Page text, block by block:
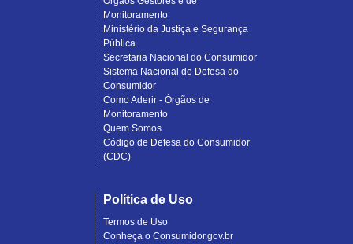
Monitoramento
Ministério da Justiça e Segurança
Pública
Secretaria Nacional do Consumidor
Sistema Nacional de Defesa do
Consumidor
Como Aderir - Órgãos de
Monitoramento
Quem Somos
Código de Defesa do Consumidor
(CDC)
Política de Uso
Termos de Uso
Conheça o Consumidor.gov.br